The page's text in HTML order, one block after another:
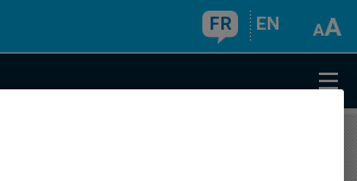
FR EN